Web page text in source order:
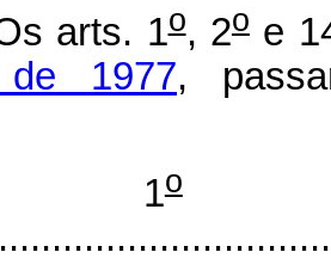
arts. 1o, 2oe
de 1977,
1o